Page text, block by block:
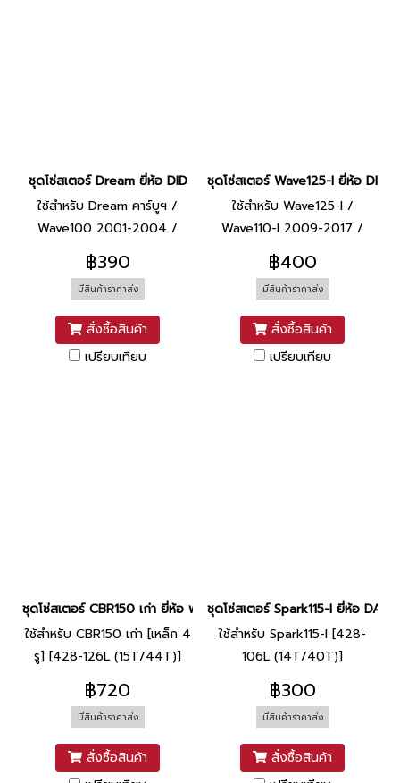
ชุดโซ่สเตอร์ Dream ยี่ห้อ DID
ใช้สำหรับ Dream คาร์บูฯ /
Wave100 2001-2004 /
เวฟ110 คาร์บูฯ ทุกรุ่น [428-
100L (14T36T)]
฿390
มีสินค้าราคาส่ง
สั่งซื้อสินค้า
เปรียบเทียบ
ชุดโซ่สเตอร์ Wave125-I ยี่ห้อ DID
ใช้สำหรับ Wave125-I /
Wave110-I 2009-2017 /
Wave125 ทุกรุ่น / Dream110-I
/ Wave100 2005
฿400
มีสินค้าราคาส่ง
สั่งซื้อสินค้า
เปรียบเทียบ
ชุดโซ่สเตอร์ CBR150 เก่า ยี่ห้อ พระอาทิตย์
ใช้สำหรับ CBR150 เก่า [เหล็ก 4
รู] [428-126L (15T/44T)]
฿720
มีสินค้าราคาส่ง
สั่งซื้อสินค้า
ชุดโซ่สเตอร์ Spark115-I ยี่ห้อ DALE
ใช้สำหรับ Spark115-I [428-
106L (14T/40T)]
฿300
มีสินค้าราคาส่ง
สั่งซื้อสินค้า